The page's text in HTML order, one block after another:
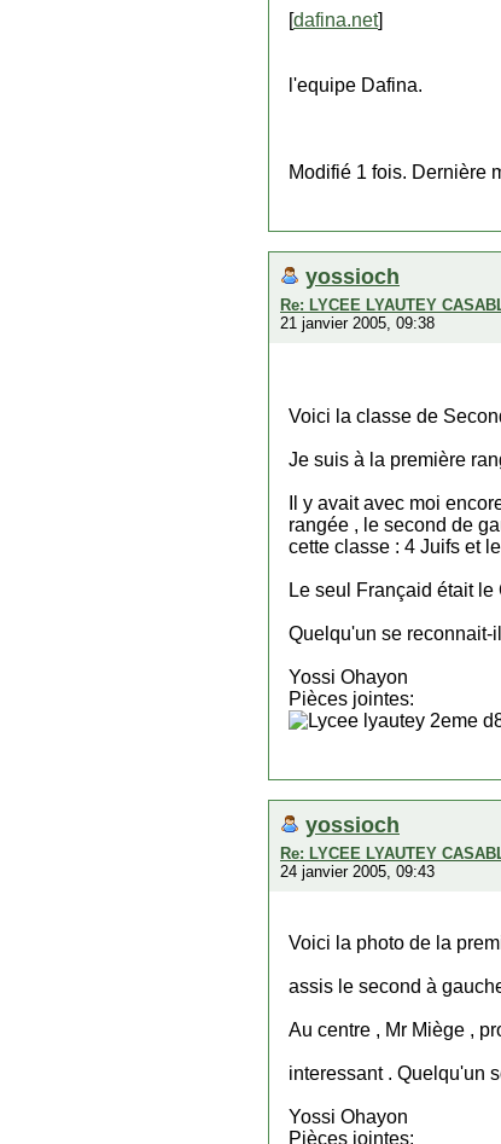
[dafina.net]
l'equipe Dafina.
Modifié 1 fois. Dernière
yossioch
Re: LYCEE LYAUTEY
21 janvier 2005, 09:38
Voici la classe de
Je suis à la première
Il y avait avec moi
rangée , le second de
cette classe : 4 Juifs et
Le seul Françaid était le
Quelqu'un se reconnait-
Yossi Ohayon
Pièces jointes:
yossioch
Re: LYCEE LYAUTEY
24 janvier 2005, 09:43
Voici la photo de la
assis le second à
Au centre , Mr Miège ,
interessant . Quelqu'un
Yossi Ohayon
Pièces jointes: